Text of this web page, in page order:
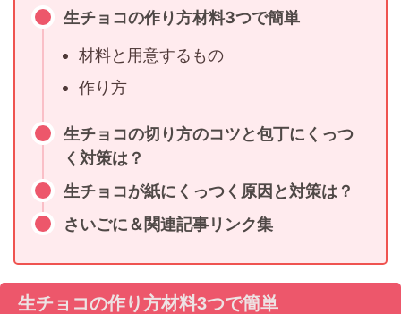
生チョコの作り方材料3つで簡単
材料と用意するもの
作り方
生チョコの切り方のコツと包丁にくっつ
く対策は？
生チョコが紙にくっつく原因と対策は？
さいごに＆関連記事リンク集
生チョコの作り方材料3つで簡単